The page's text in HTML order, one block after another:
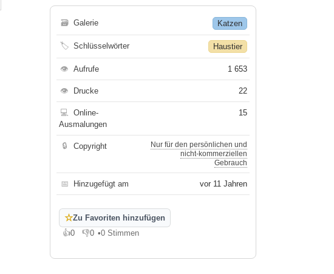
🗃 Galerie Katzen
🏷 Schlüsselwörter Haustier
👁 Aufrufe 1 653
👁 Drucke 22
💻
Online-
Ausmalungen
15
🔒 Copyright
Nur für den persönlichen und
nicht-kommerziellen
Gebrauch
📅 Hinzugefügt am vor 11 Jahren
☆Zu Favoriten hinzufügen
👍0
Gefällt mir
👎0
Gefällt mir nicht
•0 Stimmen